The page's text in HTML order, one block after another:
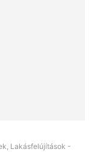
Lakásfelújítások -